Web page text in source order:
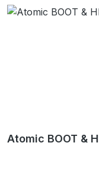
Atomic BOOT &